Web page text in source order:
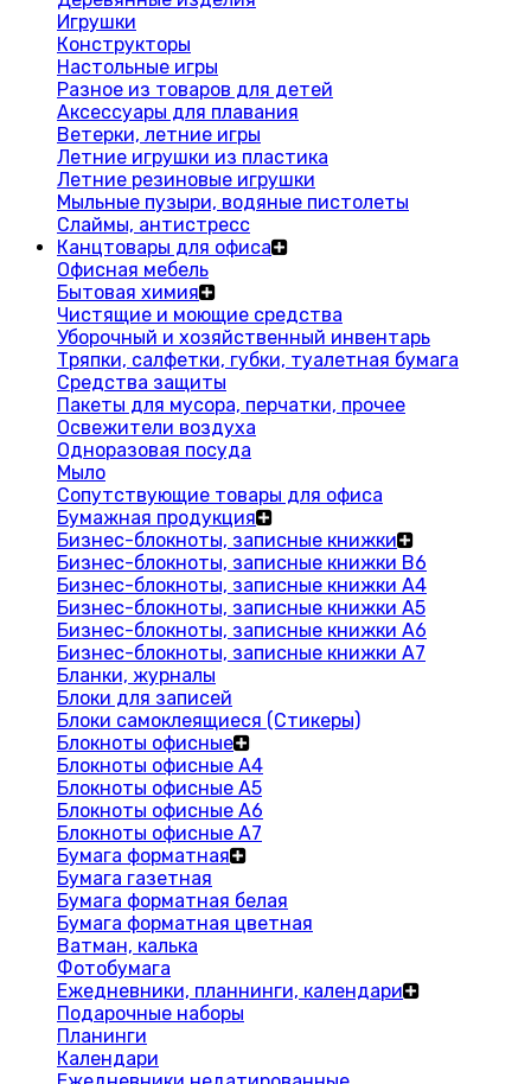
Игрушки
Конструкторы
Настольные игры
Разное из товаров для детей
Аксессуары для плавания
Ветерки, летние игры
Летние игрушки из пластика
Летние резиновые игрушки
Мыльные пузыри, водяные пистолеты
Слаймы, антистресс
Канцтовары для офиса
Офисная мебель
Бытовая химия
Чистящие и моющие средства
Уборочный и хозяйственный инвентарь
Тряпки, салфетки, губки, туалетная бумага
Средства защиты
Пакеты для мусора, перчатки, прочее
Освежители воздуха
Одноразовая посуда
Мыло
Сопутствующие товары для офиса
Бумажная продукция
Бизнес-блокноты, записные книжки
Бизнес-блокноты, записные книжки В6
Бизнес-блокноты, записные книжки A4
Бизнес-блокноты, записные книжки А5
Бизнес-блокноты, записные книжки А6
Бизнес-блокноты, записные книжки А7
Бланки, журналы
Блоки для записей
Блоки самоклеящиеся (Стикеры)
Блокноты офисные
Блокноты офисные A4
Блокноты офисные A5
Блокноты офисные A6
Блокноты офисные A7
Бумага форматная
Бумага газетная
Бумага форматная белая
Бумага форматная цветная
Ватман, калька
Фотобумага
Ежедневники, планнинги, календари
Подарочные наборы
Планинги
Календари